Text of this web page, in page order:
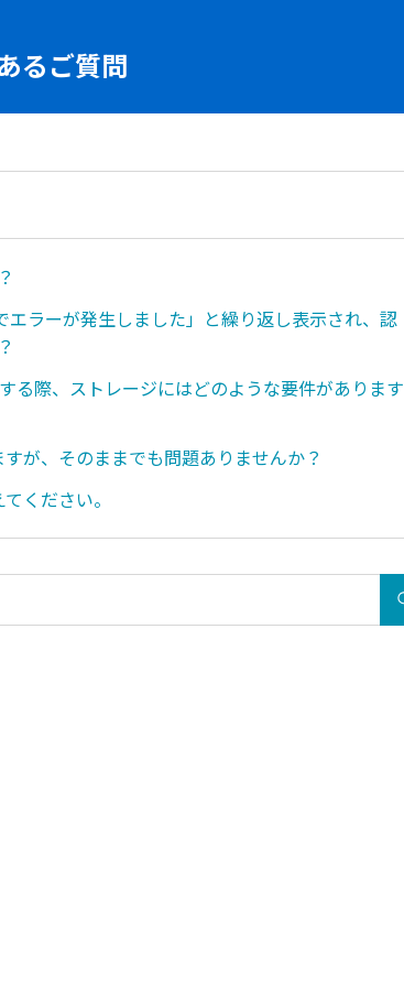
るご質問
ラーが発生しました」と繰り返し表示され、認
る際、ストレージにはどのような要件があります
が、そのままでも問題ありませんか？
ください。